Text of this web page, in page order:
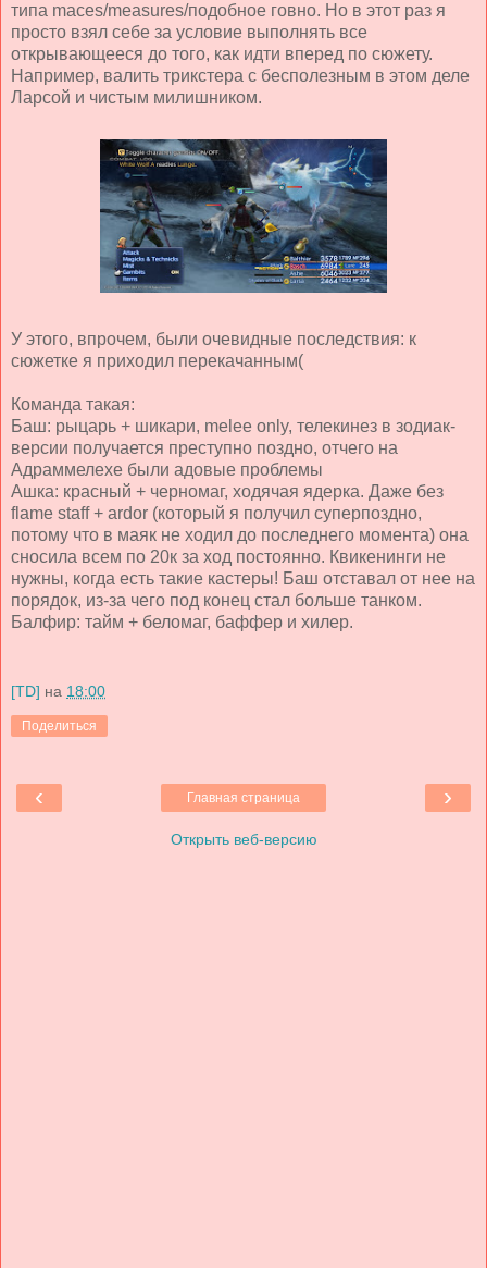
типа maces/measures/подобное говно. Но в этот раз я
просто взял себе за условие выполнять все
открывающееся до того, как идти вперед по сюжету.
Например, валить трикстера с бесполезным в этом деле
Ларсой и чистым милишником.
У этого, впрочем, были очевидные последствия: к
сюжетке я приходил перекачанным(
Команда такая:
Баш: рыцарь + шикари, melee only, телекинез в зодиак-
версии получается преступно поздно, отчего на
Адраммелехе были адовые проблемы
Ашка: красный + черномаг, ходячая ядерка. Даже без
flame staff + ardor (который я получил суперпоздно,
потому что в маяк не ходил до последнего момента) она
сносила всем по 20к за ход постоянно. Квикенинги не
нужны, когда есть такие кастеры! Баш отставал от нее на
порядок, из-за чего под конец стал больше танком.
Балфир: тайм + беломаг, баффер и хилер.
[TD] на 18:00
Поделиться
‹ ›
Главная страница
Открыть веб-версию